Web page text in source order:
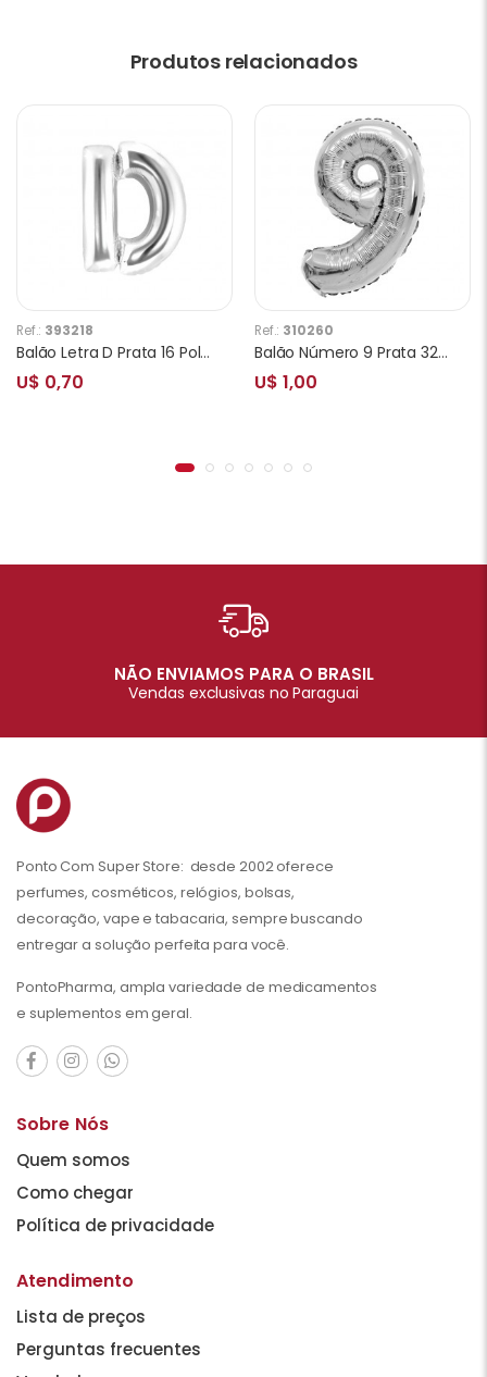
Produtos relacionados
Ref.: 393218
Balão Letra D Prata 16 Polegadas
U$ 0,70
Ref.: 310260
Balão Número 9 Prata 32 Polegadas
U$ 1,00
NÃO ENVIAMOS PARA O BRASIL
Vendas exclusivas no Paraguai
Ponto Com Super Store: desde 2002 oferece
perfumes, cosméticos, relógios, bolsas,
decoração, vape e tabacaria, sempre buscando
entregar a solução perfeita para você.
PontoPharma, ampla variedade de medicamentos
e suplementos em geral.
Sobre Nós
Quem somos
Como chegar
Política de privacidade
Atendimento
Lista de preços
Perguntas frecuentes